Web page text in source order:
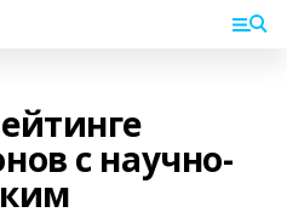
с научно-